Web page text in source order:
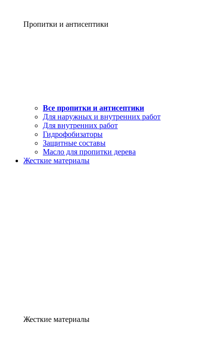
Пропитки и антисептики
Все пропитки и антисептики
Для наружных и внутренних работ
Для внутренних работ
Гидрофобизаторы
Защитные составы
Масло для пропитки дерева
Жесткие материалы
Жесткие материалы